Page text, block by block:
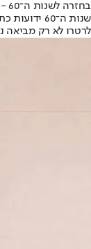
בחזרה לשנות ה־60 - רטרו מודרני
שנות
לרטרו לא רק מביאה